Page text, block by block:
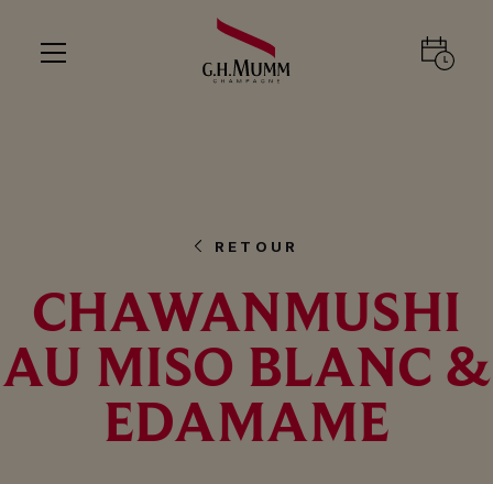
RETOUR
CHAWANMUSHI
AU MISO BLANC &
EDAMAME